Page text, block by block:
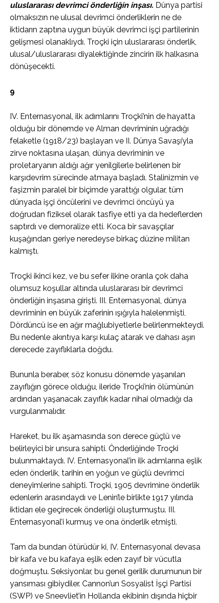
uluslararası devrimci önderliğin inşası. Dünya partisi
olmaksızın ne ulusal devrimci önderliklerin ne de
iktidarın zaptına uygun büyük devrimci işçi partilerinin
gelişmesi olanaklıydı. Troçki için uluslararası önderlik,
ulusal/uluslararası diyalektiğinde zincirin ilk halkasına
dönüşecekti.
9
IV. Enternasyonal, ilk adımlarını Troçki’nin de hayatta
olduğu bir dönemde ve Alman devriminin uğradığı
felaketle (1918/23) başlayan ve II. Dünya Savaşı’yla
zirve noktasına ulaşan, dünya devriminin ve
proletaryanın aldığı ağır yenilgilerle belirlenen bir
karşıdevrim sürecinde atmaya başladı. Stalinizmin ve
faşizmin paralel bir biçimde yarattığı olgular, tüm
dünyada işçi öncülerini ve devrimci öncüyü ya
doğrudan fiziksel olarak tasfiye etti ya da hedeflerden
saptırdı ve demoralize etti. Koca bir savaşçılar
kuşağından geriye neredeyse birkaç düzine militan
kalmıştı.
Troçki ikinci kez, ve bu sefer ilkine oranla çok daha
olumsuz koşullar altında uluslararası bir devrimci
önderliğin inşasına girişti. III. Enternasyonal, dünya
devriminin en büyük zaferinin ışığıyla halelenmişti,
Dördüncü ise en ağır mağlubiyetlerle belirlenmekteydi.
Bu nedenle akıntıya karşı kulaç atarak ve dahası aşırı
derecede zayıflıklarla doğdu.
Bununla beraber, söz konusu dönemde yaşanılan
zayıflığın görece olduğu, ileride Troçki’nin ölümünün
ardından yaşanacak zayıflık kadar nihai olmadığı da
vurgulanmalıdır.
Hareket, bu ilk aşamasında son derece güçlü ve
belirleyici bir unsura sahipti. Önderliğinde Troçki
bulunmaktaydı. IV. Enternasyonal’in ilk adımlarına eşlik
eden önderlik, tarihin en yoğun ve güçlü devrimci
deneyimlerine sahipti. Troçki, 1905 devrimine önderlik
edenlerin arasındaydı ve Lenin’le birlikte 1917 yılında
iktidarı ele geçirecek önderliği oluşturmuştu. III.
Enternasyonal’i kurmuş ve ona önderlik etmişti.
Tam da bundan ötürüdür ki, IV. Enternasyonal devasa
bir kafa ve bu kafaya eşlik eden zayıf bir vücutla
doğmuştu. Seksiyonlar, bu genel gerilik durumunun bir
yansıması gibiydiler. Cannon’un Sosyalist İşçi Partisi
(SWP) ve Sneevliet’in Hollanda ekibinin dışında hiçbir